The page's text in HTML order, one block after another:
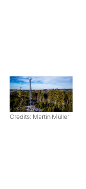
Credits: Martin Müller